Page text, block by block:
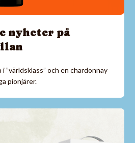
nyheter på
”världsklass” och en chardonnay
pionjärer.